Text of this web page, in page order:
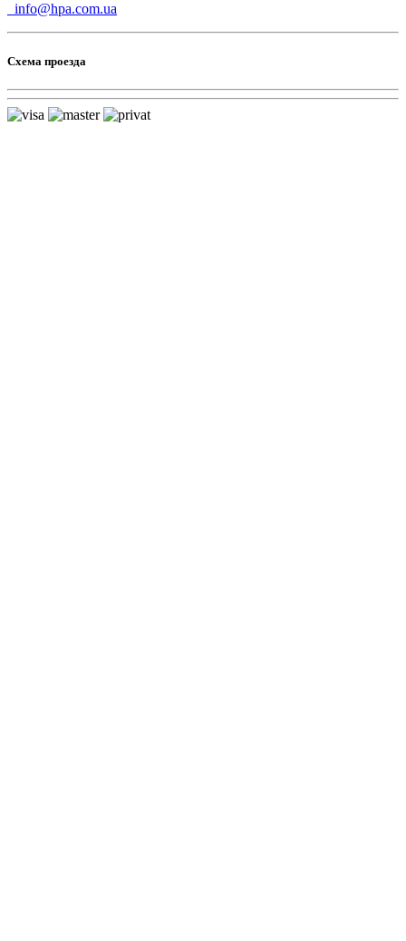
info@hpa.com.ua
Схема проезда